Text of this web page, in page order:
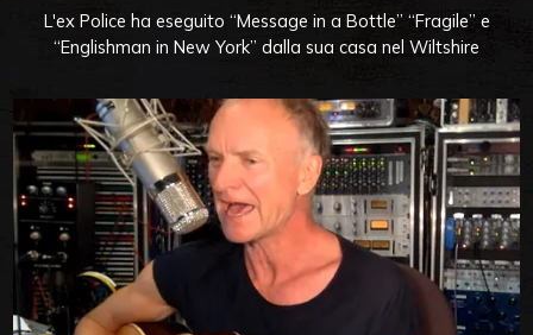
L'ex Police ha eseguito “Message in a Bottle” “Fragile” e
“Englishman in New York” dalla sua casa nel Wiltshire